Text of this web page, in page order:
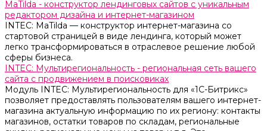
MaTilda - конструктор лендинговых сайтов с уникальным
редактором дизайна и интернет-магазином
INTEC: MaTilda — конструктор интернет-магазина со
стартовой страницей в виде лендинга, который может
легко трансформироваться в отраслевое решение любой
сферы бизнеса.
INTEC: Мультирегиональность - региональная сеть вашего
сайта с продвижением в поисковиках
Модуль INTEC: Мультирегиональность для «1С-Битрикс»
позволяет предоставлять пользователям вашего интернет-
магазина актуальную информацию по их региону: контакты
магазинов, остатки товаров по складам, региональные